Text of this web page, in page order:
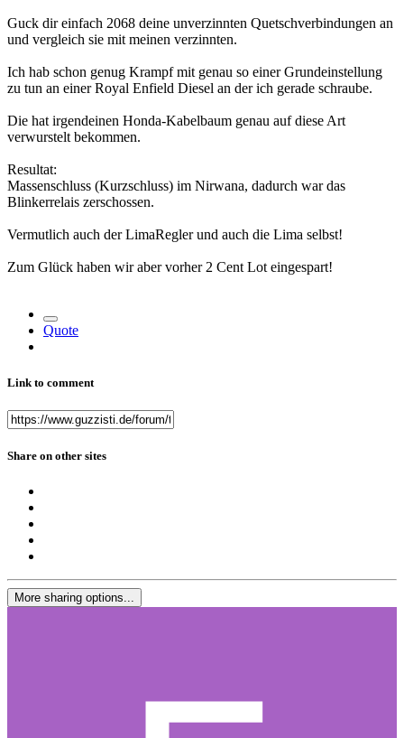
Guck dir einfach 2068 deine unverzinnten Quetschverbindungen an
und vergleich sie mit meinen verzinnten.
Ich hab schon genug Krampf mit genau so einer Grundeinstellung
zu tun an einer Royal Enfield Diesel an der ich gerade schraube.
Die hat irgendeinen Honda-Kabelbaum genau auf diese Art
verwurstelt bekommen.
Resultat:
Massenschluss (Kurzschluss) im Nirwana, dadurch war das
Blinkerrelais zerschossen.
Vermutlich auch der LimaRegler und auch die Lima selbst!
Zum Glück haben wir aber vorher 2 Cent Lot eingespart!
Quote
Link to comment
Share on other sites
More sharing options...